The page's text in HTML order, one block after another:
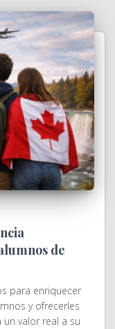
de
para enriquecer
y ofrecerles
valor real a su